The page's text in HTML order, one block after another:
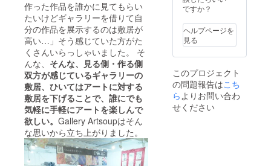
作った作品を誰かに見てもらい
たいけどギャラリーを借りて自
分の作品を展示するのは敷居が
高い…」そう感じていた方がた
くさんいらっしゃいました。 そ
んな、 そんな、見る側・作る側
双方が感じているギャラリーの
敷居、ひいてはアートに対する
敷居を下げることで、誰にでも
気軽に手軽にアートを楽しんで
欲しい。 Gallery Artsoupはそん
な思いから立ち上がりました。
ですか？
ヘルプページを
見る
このプロジェクト
の問題報告はこち
ら よりお問い合わ
せください